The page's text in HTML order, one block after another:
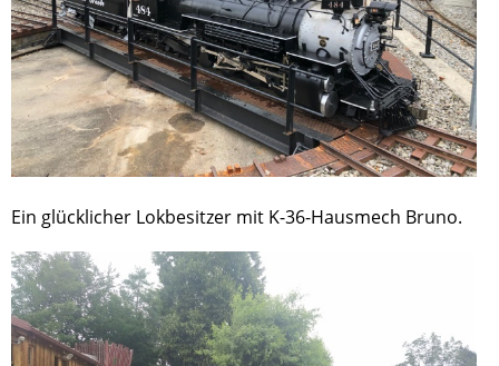
Ein glücklicher Lokbesitzer mit K-36-Hausmech Bruno.